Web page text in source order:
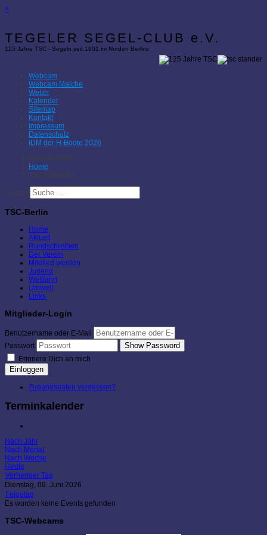
×
TEGELER SEGEL-CLUB e.V.
125 Jahre TSC - Segeln seit 1901 im Norden Berlins
Webcam
Webcam Malche
Wetter
Kalender
Sitemap
Kontakt
Impressum
Datenschutz
IDM der H-Boote 2026
Aktuelle Seite:
Home
TSC-Kalender
Suchen
TSC-Berlin
Home
Aktuell
Rundschreiben
Der Verein
Mitglied werden
Jugend
Wettfahrt
Umwelt
Links
Mitglieder-Login
Benutzername oder E-Mail
Passwort
Show Password
Erinnere Dich an mich
Einloggen
Zugangsdaten vergessen?
Terminkalender
Nach Jahr
Nach Monat
Nach Woche
Heute
Vorheriger Tag
Dienstag, 09. Juni 2026
Folgetag
Es wurden keine Events gefunden
TSC-Webcams